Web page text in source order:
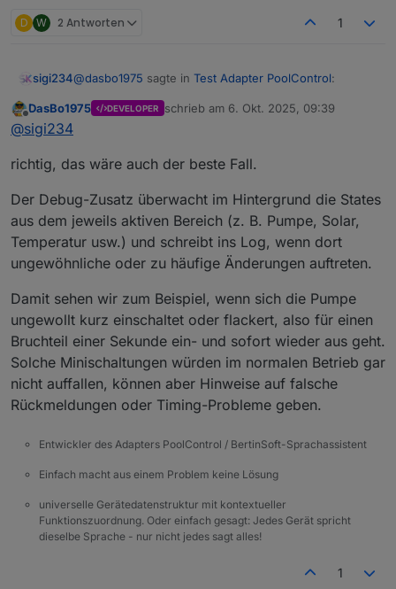
D W 2 Antworten 1
sigi234@dasbo1975 sagte in Test Adapter PoolControl:
besonders, wenn ihr den neuen SystemCheck
Na ja, viel steht da nicht drinnen?
Offline
DasBo1975 DEVELOPER schrieb am 6. Okt. 2025, 09:39
zuletzt editiert von
@sigi234
richtig, das wäre auch der beste Fall.
Der Debug-Zusatz überwacht im Hintergrund die States
aus dem jeweils aktiven Bereich (z. B. Pumpe, Solar,
Temperatur usw.) und schreibt ins Log, wenn dort
ungewöhnliche oder zu häufige Änderungen auftreten.
Damit sehen wir zum Beispiel, wenn sich die Pumpe
ungewollt kurz einschaltet oder flackert, also für einen
Bruchteil einer Sekunde ein- und sofort wieder aus geht.
Solche Minischaltungen würden im normalen Betrieb gar
nicht auffallen, können aber Hinweise auf falsche
Rückmeldungen oder Timing-Probleme geben.
Entwickler des Adapters PoolControl / BertinSoft-Sprachassistent
Einfach macht aus einem Problem keine Lösung
universelle Gerätedatenstruktur mit kontextueller
Funktionszuordnung. Oder einfach gesagt: Jedes Gerät spricht
dieselbe Sprache - nur nicht jedes sagt alles!
1